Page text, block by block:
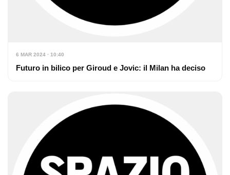
6 MAR 2024 · 10:40
Futuro in bilico per Giroud e Jovic: il Milan ha deciso